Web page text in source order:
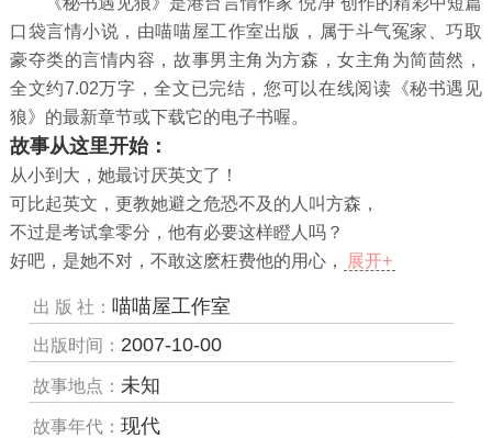
口袋言情小说，由喵喵屋工作室出版，属于斗气冤家、巧取
豪夺类的言情内容，故事男主角为方森，女主角为简茴然，
全文约7.02万字，全文已完结，您可以在线阅读《秘书遇见
狼》的最新章节或下载它的电子书喔。
故事从这里开始：
从小到大，她最讨厌英文了！
可比起英文，更教她避之危恐不及的人叫方森，
不过是考试拿零分，他有必要这样瞪人吗？
好吧，是她不对，不敢这麽枉费他的用心，
展开+
出 版 社： 喵喵屋工作室
出版时间： 2007-10-00
故事地点： 未知
故事年代：现代